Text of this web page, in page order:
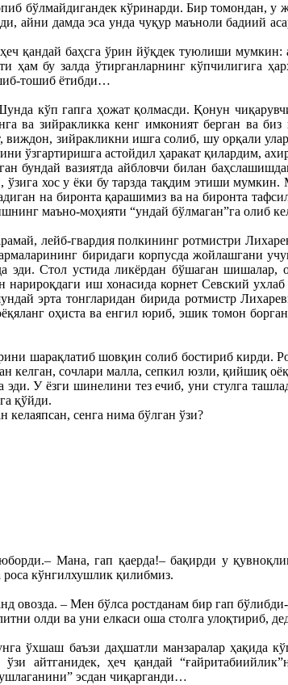
бўлмайдигандек кўринарди. Бир томондан, у
айни дамда эса унда чуқур маъноли бадиий
қандай баҳсга ўрин йўқдек туюлиши
ҳам бу залда ўтирганларнинг кўпчилигига
тошиб ётибди…
кўп гапга ҳожат қолмасди. Қонун
ва зийракликка кенг имконият берган ва
зийракликни ишга солиб, шу орқали
ўзгартиришга астойдил ҳаракат қилардим,
бундай вазиятда айбловчи билан
хос у ёки бу тарзда тақдим этиши
на биронта қарашимиз ва на биронта
маъно-моҳияти “ундай бўлмаган”га олиб
лейб-гвардия полкининг ротмистри
биридаги корпусда жойлашгани
эди. Стол устида ликёрдан бўшаган
иш хонасида корнет Севский
эрта тонгларидан бирида ротмистр
оҳиста ва енгил юриб, эшик томон
шарақлатиб шовқин солиб бостириб кирди.
келган, сочлари малла, сепкил юзли, қийшиқ
У ёзги шинелини тез ечиб, уни стулга
қўйди.
келаяпсан, сенга нима бўлган ўзи?
Мана, гап қаерда!– бақирди у
роса кўнгилхушлик қилибмиз.
овозда. – Мен бўлса ростданам бир гап
олди ва уни елкаси оша столга улоқтириб,
ўхшаш баъзи даҳшатли манзаралар ҳақида
айтганидек, ҳеч қандай
эсдан чиқарганди…